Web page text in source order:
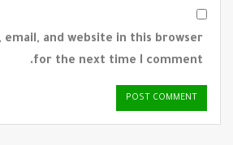
email, and website in this browser
for the next time I comment.